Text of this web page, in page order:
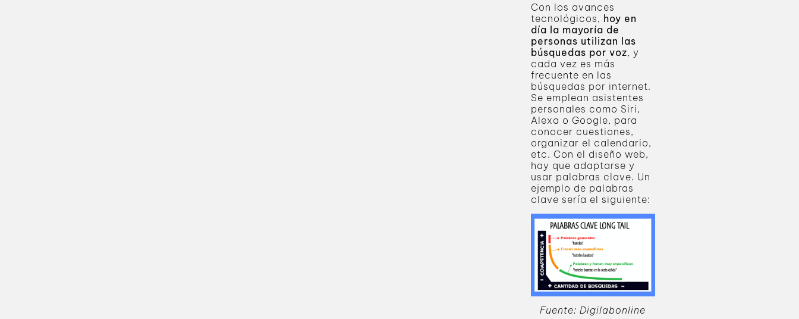
Con los avances
tecnológicos, hoy en
día la mayoría de
personas utilizan las
búsquedas por voz, y
cada vez es más
frecuente en las
búsquedas por internet.
Se emplean asistentes
personales como Siri,
Alexa o Google, para
conocer cuestiones,
organizar el calendario,
etc. Con el diseño web,
hay que adaptarse y
usar palabras clave. Un
ejemplo de palabras
clave sería el siguiente:
Fuente: Digilabonline